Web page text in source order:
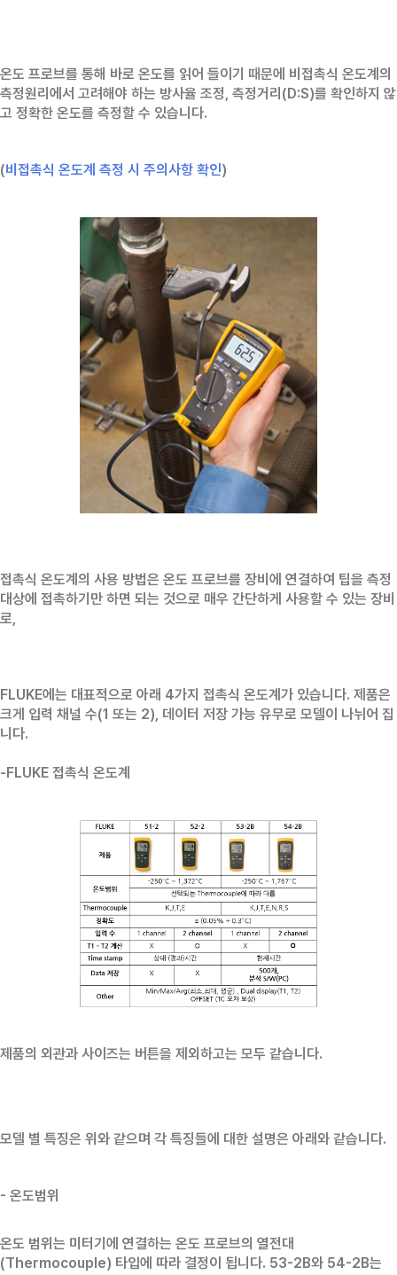
온도 프로브를 통해 바로 온도를 읽어 들이기 때문에 비접촉식 온도계의
측정원리에서 고려해야 하는 방사율 조정, 측정거리(D:S)를 확인하지 않
고 정확한 온도를 측정할 수 있습니다.
(비접촉식 온도계 측정 시 주의사항 확인)
접촉식 온도계의 사용 방법은 온도 프로브를 장비에 연결하여 팁을 측정
대상에 접촉하기만 하면 되는 것으로 매우 간단하게 사용할 수 있는 장비
로,
FLUKE에는 대표적으로 아래 4가지 접촉식 온도계가 있습니다. 제품은
크게 입력 채널 수(1 또는 2), 데이터 저장 가능 유무로 모델이 나뉘어 집
니다.
-FLUKE 접촉식 온도계
제품의 외관과 사이즈는 버튼을 제외하고는 모두 같습니다.
모델 별 특징은 위와 같으며 각 특징들에 대한 설명은 아래와 같습니다.
- 온도범위
온도 범위는 미터기에 연결하는 온도 프로브의 열전대
(Thermocouple) 타입에 따라 결정이 됩니다. 53-2B와 54-2B는